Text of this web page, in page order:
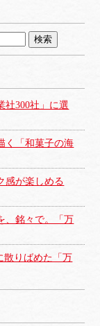
社300社」に選
く「和菓子の海
感が楽しめる
、銘々で。「万
散りばめた「万